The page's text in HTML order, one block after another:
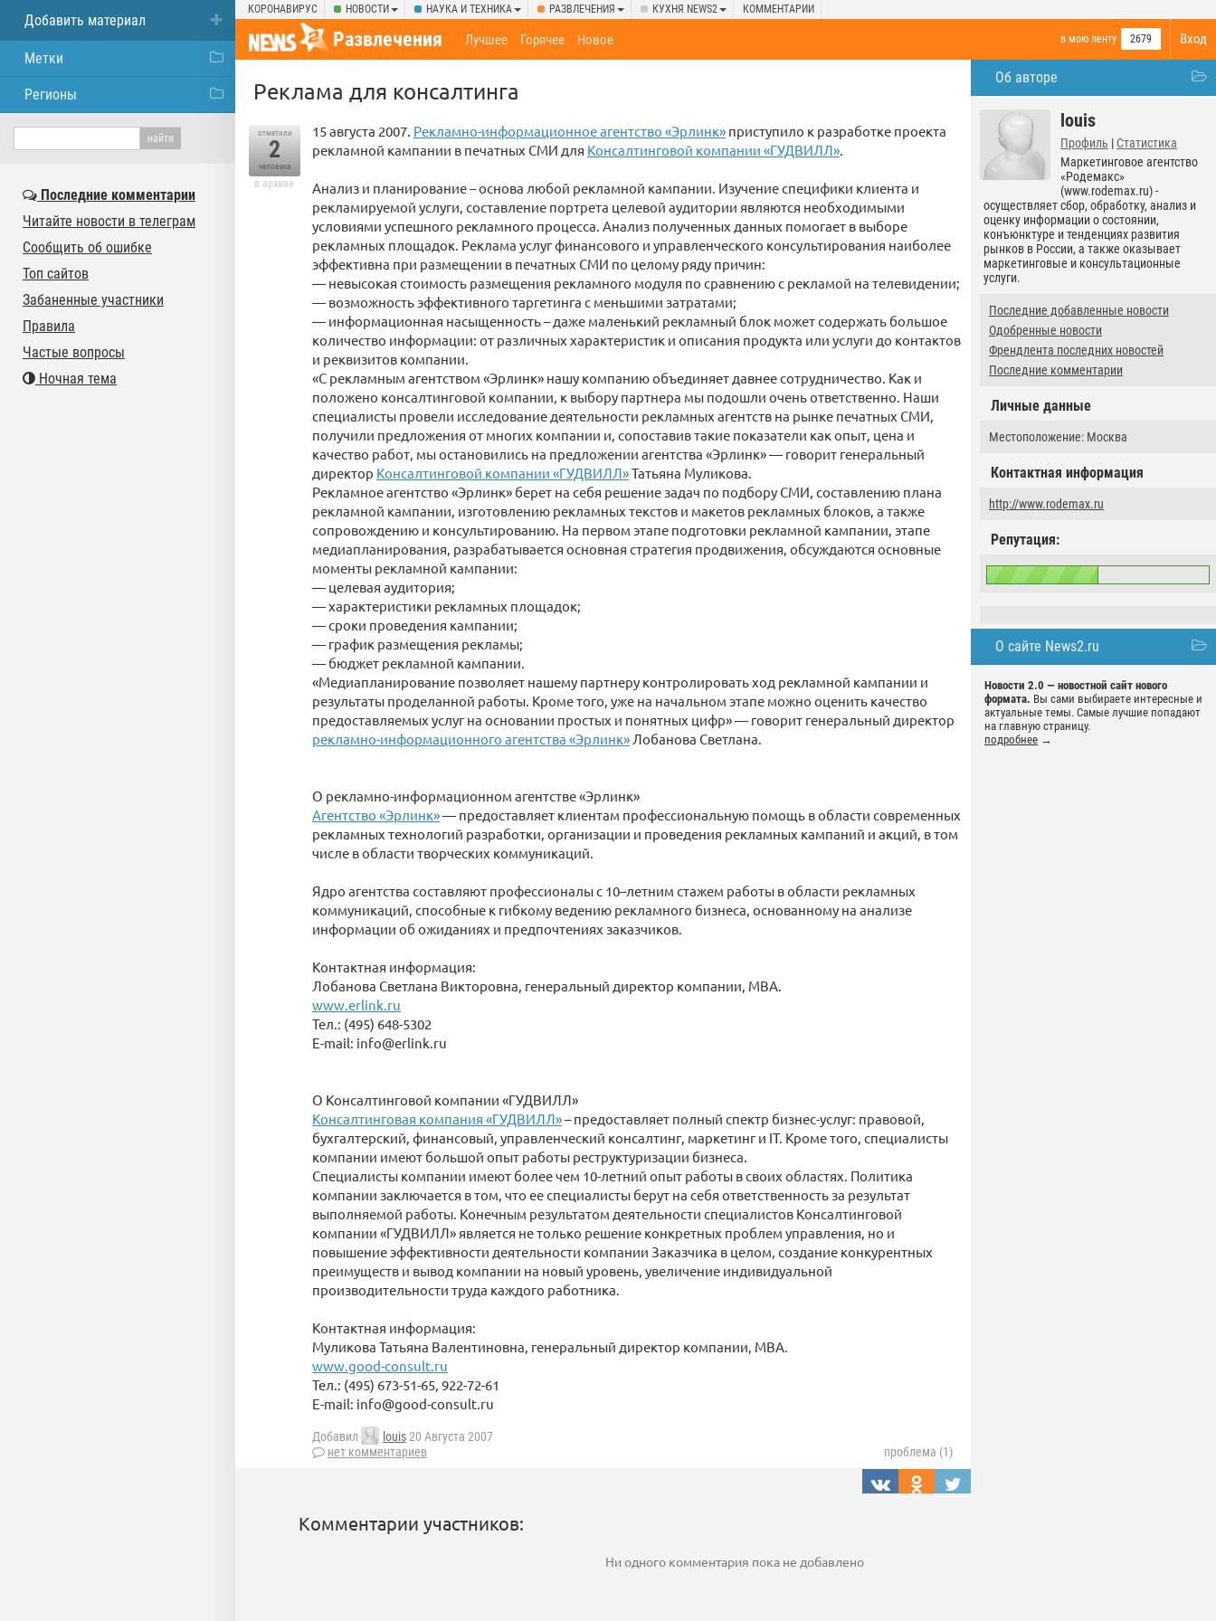
КОРОНАВИРУС НОВОСТИ НАУКА И ТЕХНИКА РАЗВЛЕЧЕНИЯ КУХНЯ NEWS2 КОММЕНТАРИИ
Вход
Развлечения в мою ленту 2679
Лучшее Горячее Новое
Об авторе
louis
Профиль | Статистика
Маркетинговое агентство
«Родемакс»
(www.rodemax.ru) -
осуществляет сбор, обработку, анализ и
оценку информации о состоянии,
конъюнктуре и тенденциях развития
рынков в России, а также оказывает
маркетинговые и консультационные
услуги.
Последние добавленные новости
Одобренные новости
Френдлента последних новостей
Последние комментарии
Личные данные
Местоположение: Москва
Контактная информация
http://www.rodemax.ru
Репутация:
О сайте News2.ru
Новости 2.0 — новостной сайт нового
формата. Вы сами выбираете интересные и
актуальные темы. Самые лучшие попадают
на главную страницу.
подробнее →
Реклама для консалтинга
отметили
2
человека
в архиве
15 августа 2007. Рекламно-информационное агентство «Эрлинк» приступило к разработке проекта
рекламной кампании в печатных СМИ для Консалтинговой компании «ГУДВИЛЛ».
Анализ и планирование – основа любой рекламной кампании. Изучение специфики клиента и
рекламируемой услуги, составление портрета целевой аудитории являются необходимыми
условиями успешного рекламного процесса. Анализ полученных данных помогает в выборе
рекламных площадок. Реклама услуг финансового и управленческого консультирования наиболее
эффективна при размещении в печатных СМИ по целому ряду причин:
— невысокая стоимость размещения рекламного модуля по сравнению с рекламой на телевидении;
— возможность эффективного таргетинга с меньшими затратами;
— информационная насыщенность – даже маленький рекламный блок может содержать большое
количество информации: от различных характеристик и описания продукта или услуги до контактов
и реквизитов компании.
«С рекламным агентством «Эрлинк» нашу компанию объединяет давнее сотрудничество. Как и
положено консалтинговой компании, к выбору партнера мы подошли очень ответственно. Наши
специалисты провели исследование деятельности рекламных агентств на рынке печатных СМИ,
получили предложения от многих компании и, сопоставив такие показатели как опыт, цена и
качество работ, мы остановились на предложении агентства «Эрлинк» — говорит генеральный
директор Консалтинговой компании «ГУДВИЛЛ»Татьяна Муликова.
Рекламное агентство «Эрлинк» берет на себя решение задач по подбору СМИ, составлению плана
рекламной кампании, изготовлению рекламных текстов и макетов рекламных блоков, а также
сопровождению и консультированию. На первом этапе подготовки рекламной кампании, этапе
медиапланирования, разрабатывается основная стратегия продвижения, обсуждаются основные
моменты рекламной кампании:
— целевая аудитория;
— характеристики рекламных площадок;
— сроки проведения кампании;
— график размещения рекламы;
— бюджет рекламной кампании.
«Медиапланирование позволяет нашему партнеру контролировать ход рекламной кампании и
результаты проделанной работы. Кроме того, уже на начальном этапе можно оценить качество
предоставляемых услуг на основании простых и понятных цифр» — говорит генеральный директор
рекламно-информационного агентства «Эрлинк» Лобанова Светлана.
О рекламно-информационном агентстве «Эрлинк»
Агентство «Эрлинк»— предоставляет клиентам профессиональную помощь в области современных
рекламных технологий разработки, организации и проведения рекламных кампаний и акций, в том
числе в области творческих коммуникаций.
Ядро агентства составляют профессионалы с 10–летним стажем работы в области рекламных
коммуникаций, способные к гибкому ведению рекламного бизнеса, основанному на анализе
информации об ожиданиях и предпочтениях заказчиков.
Контактная информация:
Лобанова Светлана Викторовна, генеральный директор компании, МВА.
www.erlink.ru
Тел.: (495) 648-5302
E-mail: info@erlink.ru
О Консалтинговой компании «ГУДВИЛЛ»
Консалтинговая компания «ГУДВИЛЛ»– предоставляет полный спектр бизнес-услуг: правовой,
бухгалтерский, финансовый, управленческий консалтинг, маркетинг и IT. Кроме того, специалисты
компании имеют большой опыт работы реструктуризации бизнеса.
Специалисты компании имеют более чем 10-летний опыт работы в своих областях. Политика
компании заключается в том, что ее специалисты берут на себя ответственность за результат
выполняемой работы. Конечным результатом деятельности специалистов Консалтинговой
компании «ГУДВИЛЛ» является не только решение конкретных проблем управления, но и
повышение эффективности деятельности компании Заказчика в целом, создание конкурентных
преимуществ и вывод компании на новый уровень, увеличение индивидуальной
производительности труда каждого работника.
Контактная информация:
Муликова Татьяна Валентиновна, генеральный директор компании, МВА.
www.good-consult.ru
Тел.: (495) 673-51-65, 922-72-61
E-mail: info@good-consult.ru
Добавил louis20 Августа 2007
нет комментариев
проблема (1)
Комментарии участников:
Ни одного комментария пока не добавлено
Добавить материал
Метки
Регионы
Последние комментарии
Читайте новости в телеграм
Сообщить об ошибке
Топ сайтов
Забаненные участники
Правила
Частые вопросы
Ночная тема